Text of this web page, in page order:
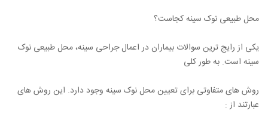
محل طبیعی نوک سینه کجاست؟
یکی از رایج ترین سوالات بیماران در اعمال جراحی سینه، محل طبیعی نوک
سینه است. به طور کلی
روش های متفاوتی برای تعیین محل نوک سینه وجود دارد. این روش های
عبارتند از :